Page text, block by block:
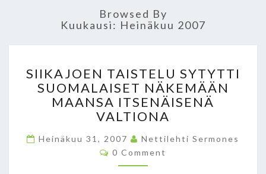
Browsed By
Kuukausi: Heinäkuu 2007
I
I
K
A
O
E
N
SIIKAJOEN TAISTELU SYTYTTI
SUOMALAISET NÄKEMÄÄN
MAANSA ITSENÄISENÄ
VALTIONA
Heinäkuu 31, 2007
Nettilehti Sermones
C
O
0 Comment